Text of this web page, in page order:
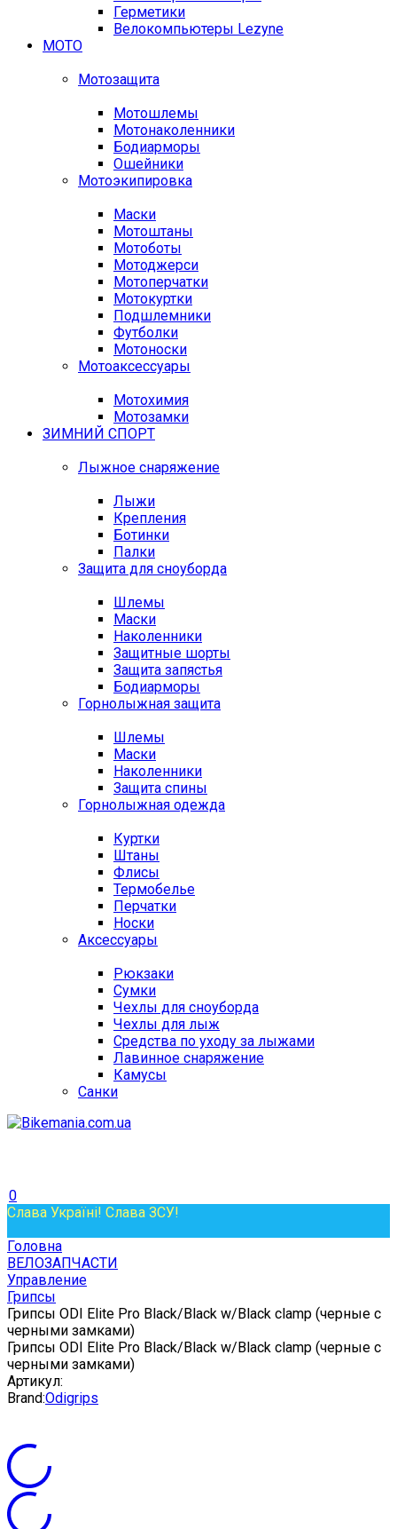
Герметики
Велокомпьютеры Lezyne
МОТО
Мотозащита
Мотошлемы
Мотонаколенники
Бодиарморы
Ошейники
Мотоэкипировка
Маски
Мотоштаны
Мотоботы
Мотоджерси
Мотоперчатки
Мотокуртки
Подшлемники
Футболки
Мотоноски
Мотоаксессуары
Мотохимия
Мотозамки
ЗИМНИЙ СПОРТ
Лыжное снаряжение
Лыжи
Крепления
Ботинки
Палки
Защита для сноуборда
Шлемы
Маски
Наколенники
Защитные шорты
Защита запястья
Бодиарморы
Горнолыжная защита
Шлемы
Маски
Наколенники
Защита спины
Горнолыжная одежда
Куртки
Штаны
Флисы
Термобелье
Перчатки
Носки
Аксессуары
Рюкзаки
Сумки
Чехлы для сноуборда
Чехлы для лыж
Средства по уходу за лыжами
Лавинное снаряжение
Камусы
Санки
0
Слава Україні! Слава ЗСУ!
Головна
ВЕЛОЗАПЧАСТИ
Управление
Грипсы
Грипсы ODI Elite Pro Black/Black w/Black clamp (черные с
черными замками)
Грипсы ODI Elite Pro Black/Black w/Black clamp (черные с
черными замками)
Артикул:
Brand:Odigrips